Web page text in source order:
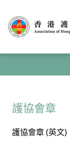
護協會章
護協會章 (英文)